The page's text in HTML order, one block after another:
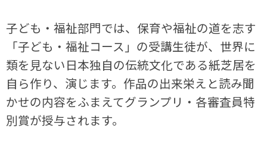
子ども・福祉部門では、保育や福祉の道を志す
「子ども・福祉コース」の受講生徒が、世界に
類を見ない日本独自の伝統文化である紙芝居を
自ら作り、演じます。作品の出来栄えと読み聞
かせの内容をふまえてグランプリ・各審査員特
別賞が授与されます。